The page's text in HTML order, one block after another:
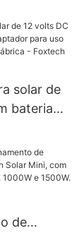
solar de
bateria
de
Solar
de